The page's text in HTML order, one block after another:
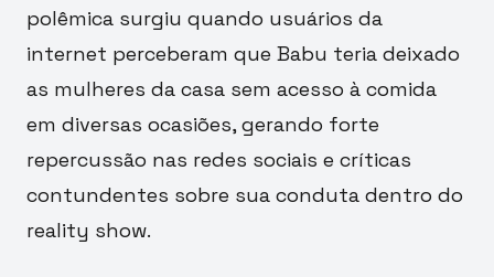
polêmica surgiu quando usuários da
internet perceberam que Babu teria deixado
as mulheres da casa sem acesso à comida
em diversas ocasiões, gerando forte
repercussão nas redes sociais e críticas
contundentes sobre sua conduta dentro do
reality show.